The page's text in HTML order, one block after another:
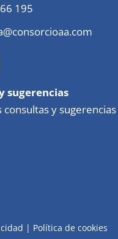
195
sugerencias
consultas y
| Política de cookies